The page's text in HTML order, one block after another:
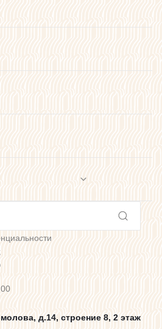
д.14, строение 8, 2 этаж